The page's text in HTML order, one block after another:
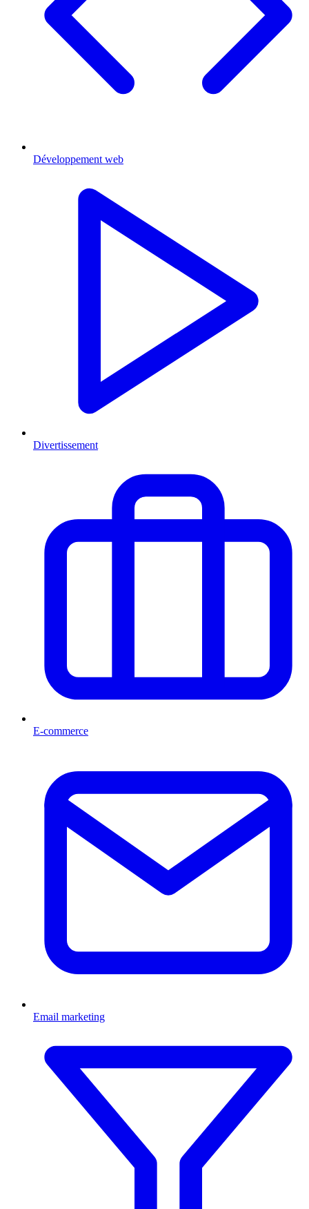
Développement web
Divertissement
E-commerce
Email marketing